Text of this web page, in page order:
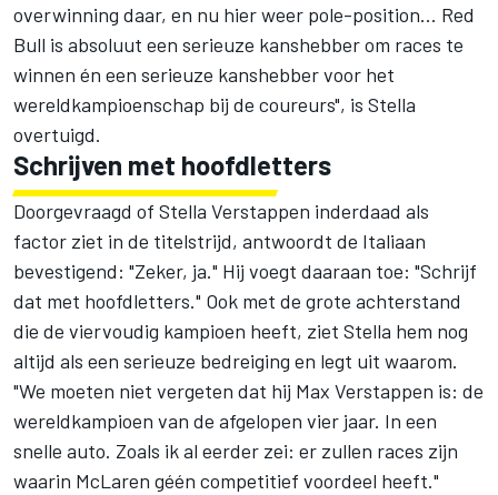
overwinning daar, en nu hier weer pole-position... Red
Bull is absoluut een serieuze kanshebber om races te
winnen én een serieuze kanshebber voor het
wereldkampioenschap bij de coureurs", is Stella
overtuigd.
Schrijven met hoofdletters
Doorgevraagd of Stella Verstappen inderdaad als
factor ziet in de titelstrijd, antwoordt de Italiaan
bevestigend: "Zeker, ja." Hij voegt daaraan toe: "Schrijf
dat met hoofdletters." Ook met de grote achterstand
die de viervoudig kampioen heeft, ziet Stella hem nog
altijd als een serieuze bedreiging en legt uit waarom.
"We moeten niet vergeten dat hij Max Verstappen is: de
wereldkampioen van de afgelopen vier jaar. In een
snelle auto. Zoals ik al eerder zei: er zullen races zijn
waarin McLaren géén competitief voordeel heeft."